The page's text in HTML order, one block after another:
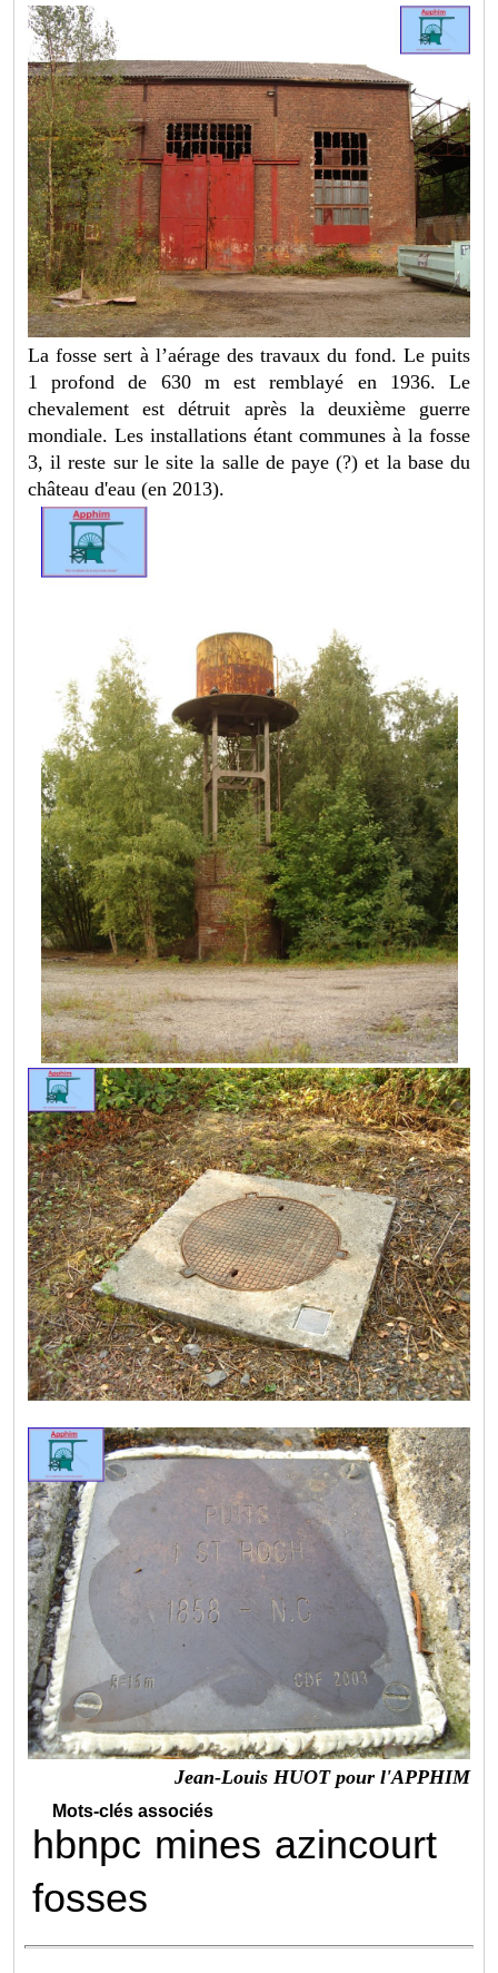
La fosse sert à l’aérage des travaux du fond. Le puits
1 profond de 630 m est remblayé en 1936. Le
chevalement est détruit après la deuxième guerre
mondiale. Les installations étant communes à la fosse
3, il reste sur le site la salle de paye (?) et la base du
château d'eau (en 2013).
Jean-Louis HUOT pour l'APPHIM
Mots-clés associés
hbnpc mines azincourt
fosses